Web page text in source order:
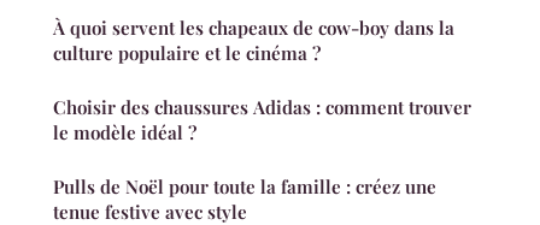
À quoi servent les chapeaux de cow-boy dans la
culture populaire et le cinéma ?
Choisir des chaussures Adidas : comment trouver
le modèle idéal ?
Pulls de Noël pour toute la famille : créez une
tenue festive avec style